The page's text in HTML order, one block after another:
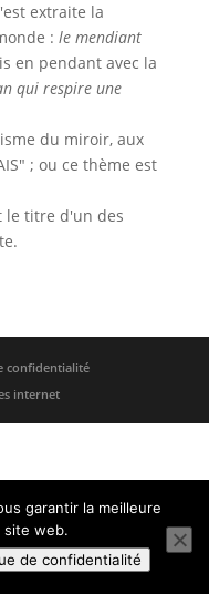
extraite la
: le mendiant
en pendant avec la
qui respire une
du miroir, aux
; ou ce thème est
le titre d'un des
confidentialité
internet
garantir la meilleure
site web.
de confidentialité